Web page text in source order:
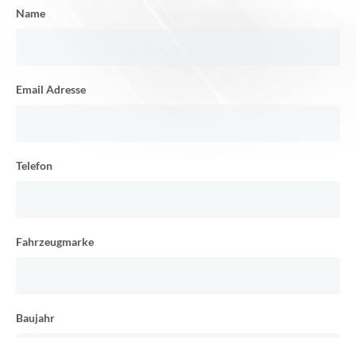
Name
Email Adresse
Telefon
Fahrzeugmarke
Baujahr